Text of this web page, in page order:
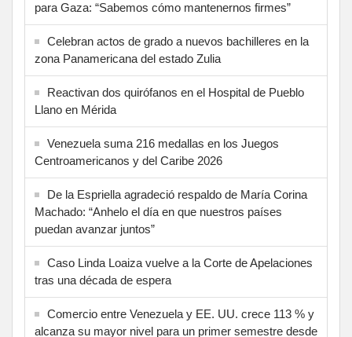
para Gaza: “Sabemos cómo mantenernos firmes”
Celebran actos de grado a nuevos bachilleres en la
zona Panamericana del estado Zulia
Reactivan dos quirófanos en el Hospital de Pueblo
Llano en Mérida
Venezuela suma 216 medallas en los Juegos
Centroamericanos y del Caribe 2026
De la Espriella agradeció respaldo de María Corina
Machado: “Anhelo el día en que nuestros países
puedan avanzar juntos”
Caso Linda Loaiza vuelve a la Corte de Apelaciones
tras una década de espera
Comercio entre Venezuela y EE. UU. crece 113 % y
alcanza su mayor nivel para un primer semestre desde